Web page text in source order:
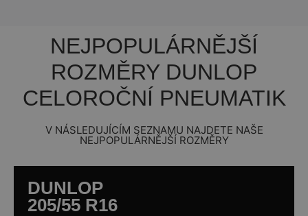
NEJPOPULÁRNĚJŠÍ
ROZMĚRY DUNLOP
CELOROČNÍ PNEUMATIK
V NÁSLEDUJÍCÍM SEZNAMU NAJDETE NAŠE
NEJPOPULÁRNĚJŠÍ ROZMĚRY
DUNLOP
205/55 R16